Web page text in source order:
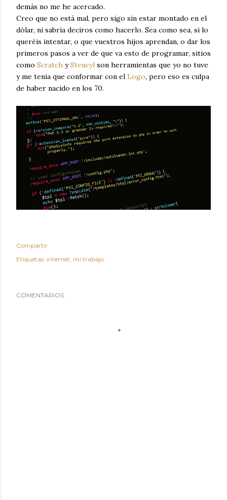
demás no me he acercado.
Creo que no está mal, pero sigo sin estar montado en el
dólar, ni sabría deciros como hacerlo. Sea como sea, si lo
queréis intentar, o que vuestros hijos aprendan, o dar los
primeros pasos a ver de que va esto de programar, sitios
como Scratch yStencyl son herramientas que yo no tuve
y me tenía que conformar con el Logo, pero eso es culpa
de haber nacido en los 70.
Compartir
Etiquetas: internet mi trabajo
COMENTARIOS